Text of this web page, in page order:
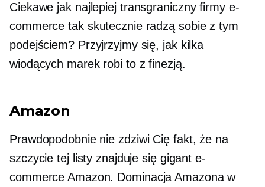
Ciekawe jak najlepiej transgranicznyfirmy e-
commerce tak skutecznie radzą sobie z tym
podejściem? Przyjrzyjmy się, jak kilka
wiodących marek robi to z finezją.
Amazon
Prawdopodobnie nie zdziwi Cię fakt, że na
szczycie tej listy znajduje się gigant e-
commerce Amazon. Dominacja Amazona w